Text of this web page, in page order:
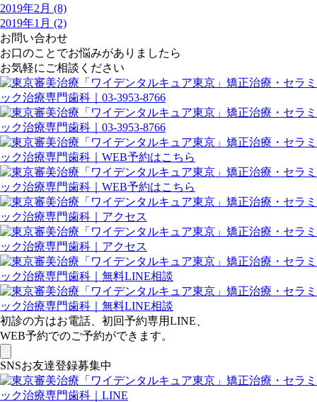
2019年2月 (8)
2019年1月 (2)
お問い合わせ
お口のことでお悩みがありましたら
お気軽にご相談ください
初診の方はお電話、初回予約専用LINE、
WEB予約でのご予約ができます。
SNSお友達登録募集中